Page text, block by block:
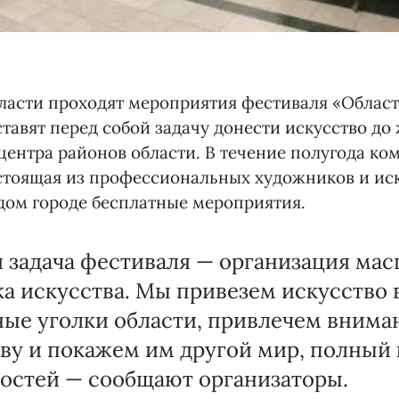
проходят мероприятия фестиваля
перед собой задачу донести искусство
районов области. В течение полугода
из профессиональных художников и
городе бесплатные мероприятия.
фестиваля — организация
искусства. Мы привезем искусство
уголки области, привлечем
и покажем им другой мир, полный
— сообщают организаторы.